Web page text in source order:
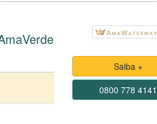
Saiba +
0800 778 4141